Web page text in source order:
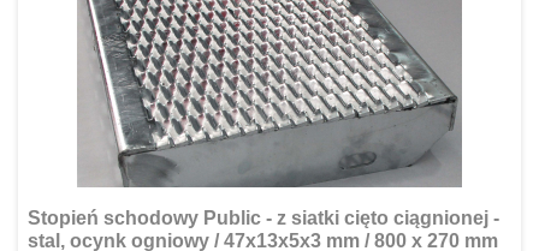
Stopień schodowy Public - z siatki cięto ciągnionej -
stal, ocynk ogniowy / 47x13x5x3 mm / 800 x 270 mm